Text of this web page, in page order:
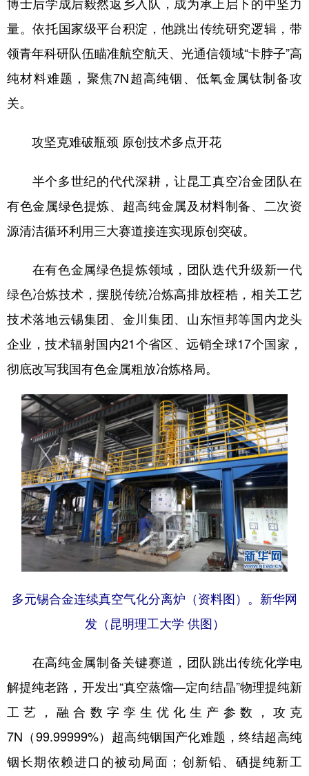
量。依托国家级平台积淀，他跳出传统研究逻辑，带
领青年科研队伍瞄准航空航天、光通信领域“卡脖子”高
纯材料难题，聚焦7N超高纯铟、低氧金属钛制备攻
关。
攻坚克难破瓶颈 原创技术多点开花
半个多世纪的代代深耕，让昆工真空冶金团队在
有色金属绿色提炼、超高纯金属及材料制备、二次资
源清洁循环利用三大赛道接连实现原创突破。
在有色金属绿色提炼领域，团队迭代升级新一代
绿色冶炼技术，摆脱传统冶炼高排放桎梏，相关工艺
技术落地云锡集团、金川集团、山东恒邦等国内龙头
企业，技术辐射国内21个省区、远销全球17个国家，
彻底改写我国有色金属粗放冶炼格局。
多元锡合金连续真空气化分离炉（资料图）。新华网
发（昆明理工大学 供图）
在高纯金属制备关键赛道，团队跳出传统化学电
解提纯老路，开发出“真空蒸馏—定向结晶”物理提纯新
工艺，融合数字孪生优化生产参数，攻克
7N（99.99999%）超高纯铟国产化难题，终结超高纯
铟长期依赖进口的被动局面；创新铅、硒提纯新工